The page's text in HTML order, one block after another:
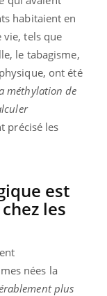
habitaient en
vie, tels que
le tabagisme,
ont été
méthylation de
précisé les
est
les
nées la
plus